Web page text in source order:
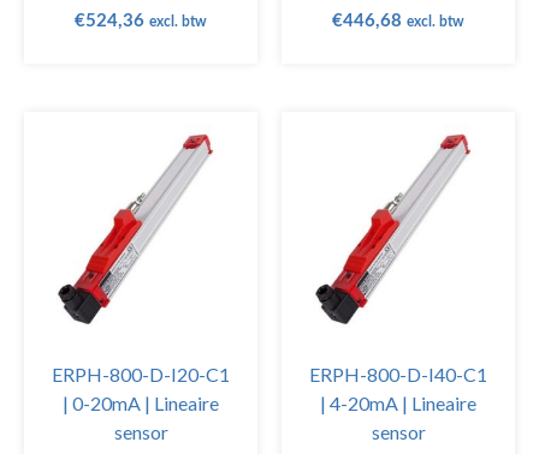
€524,36 excl. btw €446,68 excl. btw
ERPH-800-D-I20-C1
| 0-20mA | Lineaire
sensor
ERPH-800-D-I40-C1
| 4-20mA | Lineaire
sensor